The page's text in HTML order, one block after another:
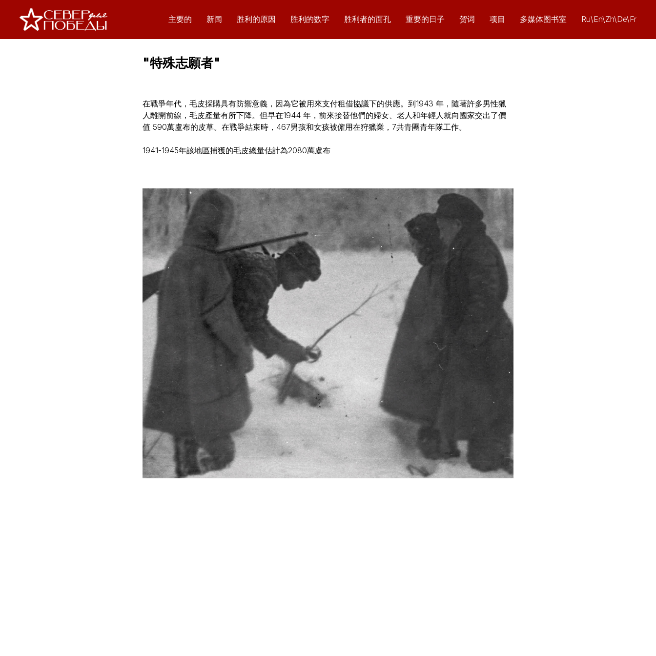
主要的 新闻 胜利的原因 胜利的数字 胜利者的面孔 重要的日子 贺词 项目 多媒体图书室 Ru\En\Zh\De\Fr
"特殊志願者"
在戰爭年代，毛皮採購具有防禦意義，因為它被用來支付租借協議下的供應。到1943 年，隨著許多男性獵
人離開前線，毛皮產量有所下降。但早在1944 年，前來接替他們的婦女、老人和年輕人就向國家交出了價
值 590萬盧布的皮草。在戰爭結束時，467男孩和女孩被僱用在狩獵業，7共青團青年隊工作。
1941-1945年該地區捕獲的毛皮總量估計為2080萬盧布